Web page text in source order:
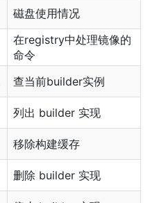
磁盘使用情况
在registry中处理镜像的
命令
查当前builder实例
列出 builder 实现
移除构建缓存
删除 builder 实现